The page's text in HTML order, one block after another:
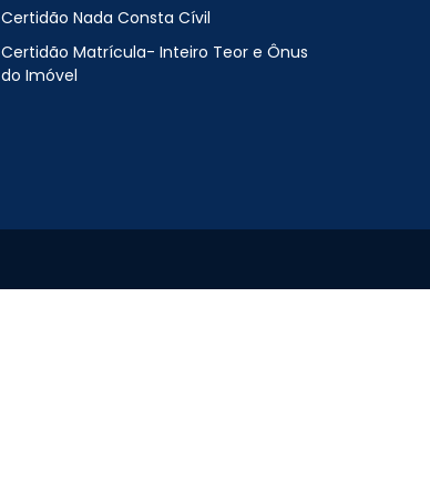
Certidão Nada Consta Cívil
Certidão Matrícula- Inteiro Teor e Ônus
do Imóvel